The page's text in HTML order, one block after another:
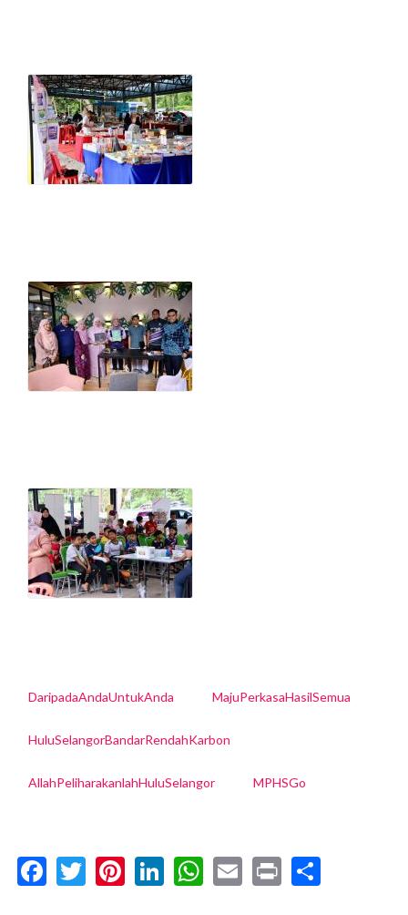
DaripadaAndaUntukAnda MajuPerkasaHasilSemua
HuluSelangorBandarRendahKarbon
AllahPeliharakanlahHuluSelangor MPHSGo
Facebook
Twitter
Pinterest
LinkedIn
WhatsApp
Email
Print